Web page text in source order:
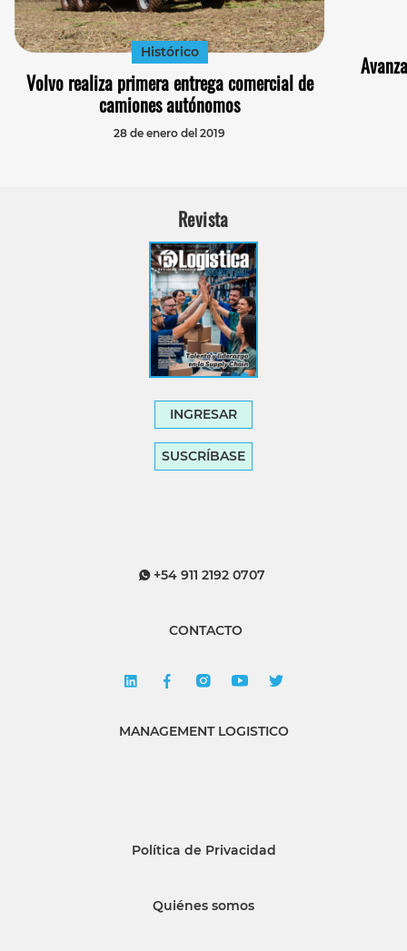
Histórico
Volvo realiza primera entrega comercial de
camiones autónomos
28 de enero del 2019
Revista
INGRESAR
SUSCRÍBASE
+54 911 2192 0707
CONTACTO
MANAGEMENT LOGISTICO
Política de Privacidad
Quiénes somos